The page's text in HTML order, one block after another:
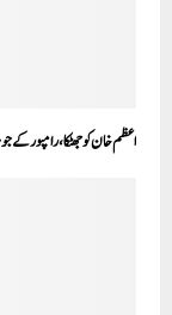
اعظم خان کو جھٹکا، رامپور کے